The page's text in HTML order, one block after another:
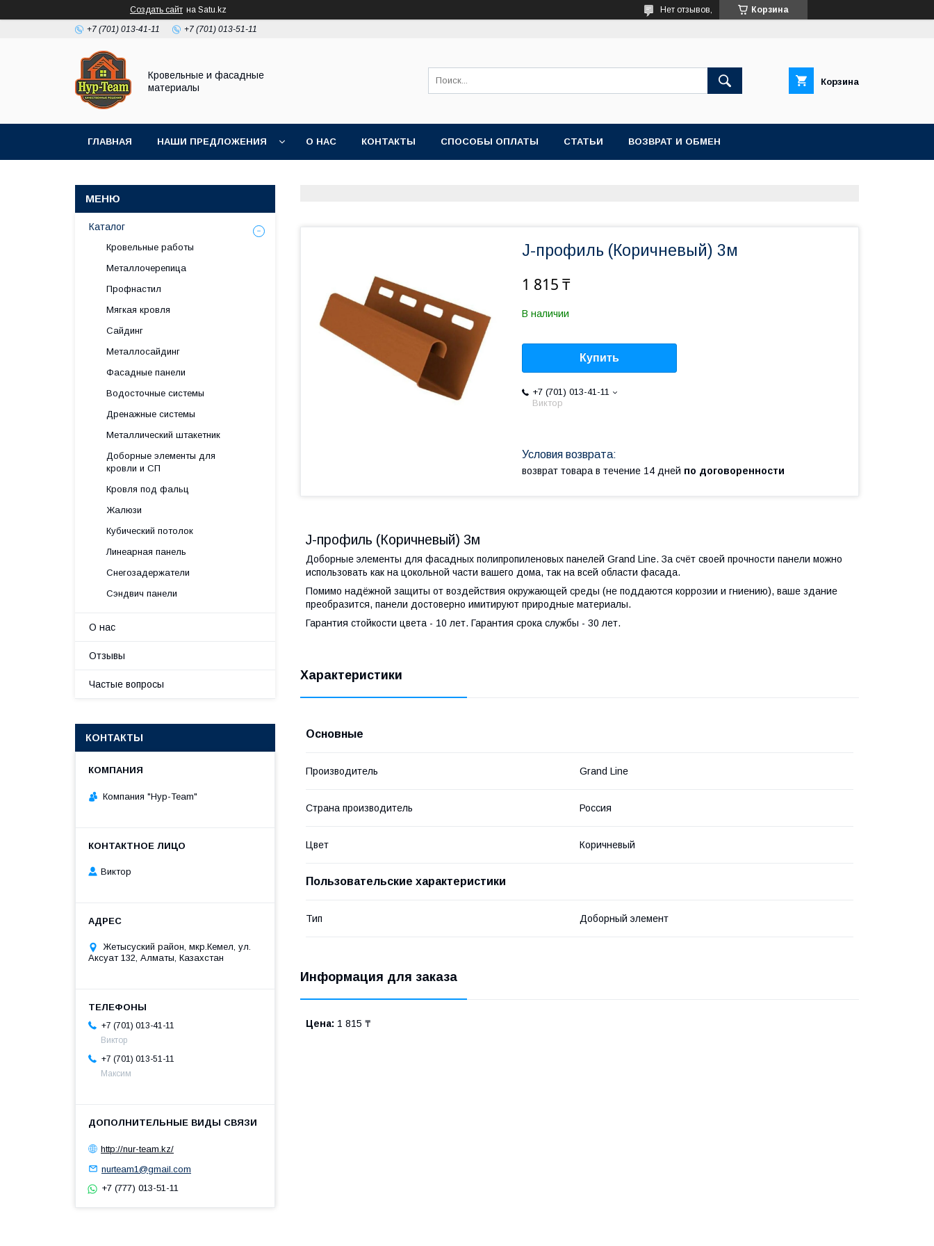
Создать сайт на Satu.kz Корзина
Нет отзывов,
+7 (701) 013-41-11 +7 (701) 013-51-11
Кровельные и фасадные
материалы
Корзина
ГЛАВНАЯ НАШИ ПРЕДЛОЖЕНИЯ О НАС КОНТАКТЫ СПОСОБЫ ОПЛАТЫ СТАТЬИ ВОЗВРАТ И ОБМЕН
J-профиль (Коричневый) 3м
1 815 ₸
В наличии
Купить
+7 (701) 013-41-11
Виктор
возврат товара в течение 14 дней по договоренности
J-профиль (Коричневый) 3м
Доборные элементы для фасадных полипропиленовых панелей Grand Line. За счёт своей прочности панели можно
использовать как на цокольной части вашего дома, так на всей области фасада.
Помимо надёжной защиты от воздействия окружающей среды (не поддаются коррозии и гниению), ваше здание
преобразится, панели достоверно имитируют природные материалы.
Гарантия стойкости цвета - 10 лет. Гарантия срока службы - 30 лет.
Характеристики
Основные
Производитель Grand Line
Страна производитель Россия
Цвет Коричневый
Пользовательские характеристики
Тип Доборный элемент
Информация для заказа
Цена: 1 815 ₸
Каталог
Кровельные работы
Металлочерепица
Профнастил
Мягкая кровля
Сайдинг
Металлосайдинг
Фасадные панели
Водосточные системы
Дренажные системы
Металлический штакетник
Доборные элементы для
кровли и СП
Кровля под фальц
Жалюзи
Кубический потолок
Линеарная панель
Снегозадержатели
Сэндвич панели
О нас
Отзывы
Частые вопросы
КОНТАКТЫ
Компания "Нур-Team"
Виктор
Жетысуский район, мкр.Кемел, ул.
Аксуат 132, Алматы, Казахстан
+7 (701) 013-41-11
Виктор
+7 (701) 013-51-11
Максим
http://nur-team.kz/
nurteam1@gmail.com
+7 (777) 013-51-11